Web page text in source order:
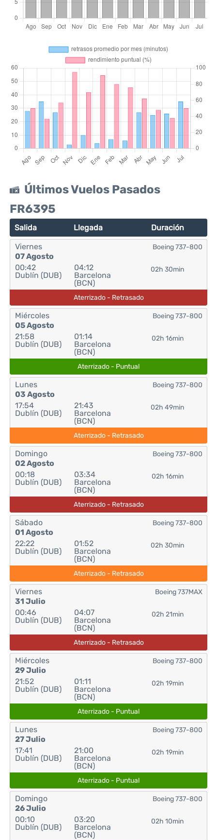
Últimos Vuelos Pasados
FR6395
Salida Llegada Duración
Viernes
07 Agosto
00:42
Dublín (DUB)
04:12
Barcelona
(BCN)
02h 30min
Boeing 737-800
Aterrizado - Retrasado
Miércoles
05 Agosto
21:58
Dublín (DUB)
01:14
Barcelona
(BCN)
02h 16min
Boeing 737-800
Aterrizado - Puntual
Lunes
03 Agosto
17:54
Dublín (DUB)
21:43
Barcelona
(BCN)
02h 49min
Boeing 737-800
Aterrizado - Retrasado
Domingo
02 Agosto
00:18
Dublín (DUB)
03:34
Barcelona
(BCN)
02h 16min
Boeing 737-800
Aterrizado - Retrasado
Sábado
01 Agosto
22:22
Dublín (DUB)
01:52
Barcelona
(BCN)
02h 30min
Boeing 737-800
Aterrizado - Retrasado
Viernes
31 Julio
00:46
Dublín (DUB)
04:07
Barcelona
(BCN)
02h 21min
Boeing 737MAX
Aterrizado - Retrasado
Miércoles
29 Julio
21:52
Dublín (DUB)
01:11
Barcelona
(BCN)
02h 19min
Boeing 737-800
Aterrizado - Puntual
Lunes
27 Julio
17:41
Dublín (DUB)
21:00
Barcelona
(BCN)
02h 19min
Boeing 737-800
Aterrizado - Puntual
Domingo
26 Julio
00:10
Dublín (DUB)
03:20
Barcelona
(BCN)
02h 10min
Boeing 737-800